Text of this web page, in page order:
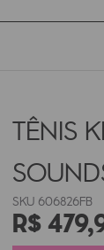
TÊNIS
606826FB
R$479,